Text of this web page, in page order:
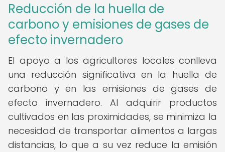
Reducción de la huella de
carbono y emisiones de gases de
efecto invernadero
El apoyo a los agricultores locales conlleva
una reducción significativa en la huella de
carbono y en las emisiones de gases de
efecto invernadero. Al adquirir productos
cultivados en las proximidades, se minimiza la
necesidad de transportar alimentos a largas
distancias, lo que a su vez reduce la emisión